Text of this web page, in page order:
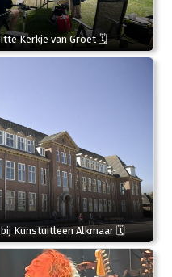
Kerkje van Groet 🗓
Kunstuitleen Alkmaar 🗓